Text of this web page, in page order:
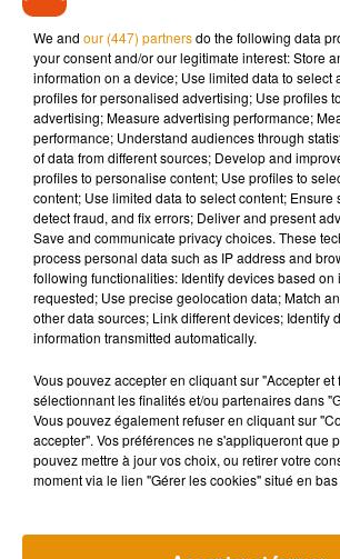
C'est le producteur de la série qui donne
Rembrandts ; d'après lui, leur style
McCartney.
Quant aux quatre claquements de mains
intégrante de la chanson, c'est venu par
une batterie pour le faire, ils l'ont fait avec
donne tout le charme à la chanson alors
hasard.
Cet élément est masqué compte-
dépôt de cookies que vous avez
souhaitez l'afficher, merci de nous
en cliquant sur le bouton ci-
Afficher l'élément
Rendez-vous tous les matins avec Lionel
We and our (447) partnersdo the following data
your consent and/or our legitimate interest: Store
information on a device; Use limited data to select
profiles for personalised advertising; Use profiles
advertising; Measure advertising performance;
performance; Understand audiences through
of data from different sources; Develop and
profiles to personalise content; Use profiles to
content; Use limited data to select content; Ensure
detect fraud, and fix errors; Deliver and present
Save and communicate privacy choices. These
process personal data such as IP address and
following functionalities: Identify devices based on
requested; Use precise geolocation data; Match
other data sources; Link different devices; Identify
information transmitted automatically.
Vous pouvez accepter en cliquant sur "Accepter et
sélectionnant les finalités et/ou partenaires dans
Vous pouvez également refuser en cliquant sur
accepter". Vos préférences ne s'appliqueront que
pouvez mettre à jour vos choix, ou retirer votre
moment via le lien "Gérer les cookies" situé en